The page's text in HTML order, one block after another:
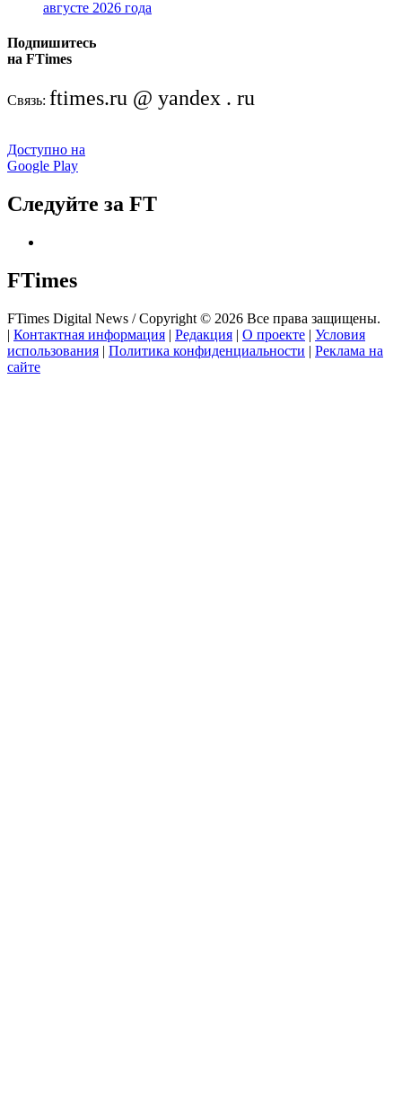
августе 2026 года
Подпишитесь
на FTimes
Связь: ftimes.ru @ yandex . ru
Доступно на
Google Play
Следуйте за FT
FTimes
FTimes Digital News / Copyright © 2026 Все права защищены.
| Контактная информация | Редакция | О проекте | Условия
использования | Политика конфиденциальности | Реклама на
сайте